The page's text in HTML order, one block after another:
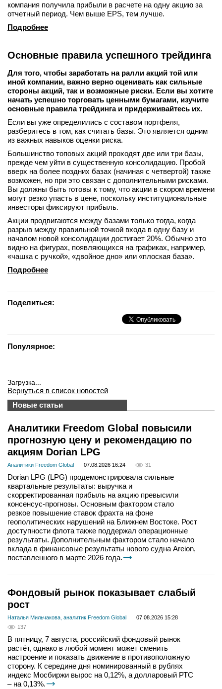
компания получила прибыли в расчете на одну акцию за
отчетный период. Чем выше EPS, тем лучше.
Подробнее
Основные правила успешного трейдинга
Для того, чтобы заработать на ралли акций той или
иной компании, важно верно оценивать как сильные
стороны акций, так и возможные риски. Если вы хотите
начать успешно торговать ценными бумагами, изучите
основные правила трейдинга и придерживайтесь их.
Если вы уже определились с составом портфеля,
разберитесь в том, как считать базы. Это является одним
из важных навыков оценки риска.
Большинство топовых акций проходят две или три базы,
прежде чем уйти в существенную консолидацию. Пробой
вверх на более поздних базах (начиная с четвертой) также
возможен, но при это связан с дополнительными рисками.
Вы должны быть готовы к тому, что акции в скором времени
могут резко упасть в цене, поскольку институциональные
инвесторы фиксируют прибыль.
Акции продвигаются между базами только тогда, когда
разрыв между правильной точкой входа в одну базу и
началом новой консолидации достигает 20%. Обычно это
видно на фигурах, появляющихся на графиках, например,
«чашка с ручкой», «двойное дно» или «плоская база».
Подробнее
Поделиться:
Популярное:
Загрузка...
Вернуться в список новостей
Новые статьи
Аналитики Freedom Global повысили
прогнозную цену и рекомендацию по
акциям Dorian LPG
Аналитики Freedom Global 07.08.2026 16:24 31
Dorian LPG (LPG) продемонстрировала сильные
квартальные результаты: выручка и
скорректированная прибыль на акцию превысили
консенсус-прогнозы. Основным фактором стало
резкое повышение ставок фрахта на фоне
геополитических нарушений на Ближнем Востоке. Рост
доступности флота также поддержал операционные
результаты. Дополнительным фактором стало начало
вклада в финансовые результаты нового судна Areion,
поставленного в марте 2026 года.
Фондовый рынок показывает слабый
рост
Наталья Мильчакова, аналитик Freedom Global
07.08.2026 15:28
137
В пятницу, 7 августа, российский фондовый рынок
растёт, однако в любой момент может сменить
настроение и показать движение в противоположную
сторону. К середине дня номинированный в рублях
индекс Мосбиржи вырос на 0,12%, а долларовый РТС
– на 0,13%.